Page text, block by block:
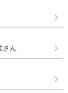
さん